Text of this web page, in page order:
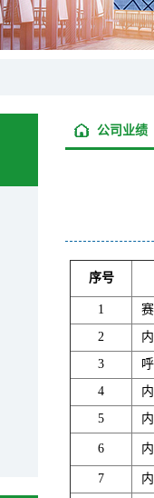
公司业绩
序号
1
2
3
4
5
6
7